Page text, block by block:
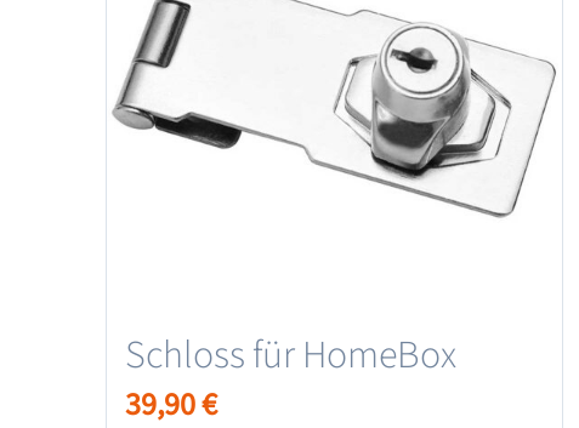
Schloss für HomeBox
39,90€